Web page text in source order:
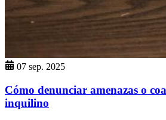
07 sep. 2025
Cómo denunciar amenazas o
inquilino